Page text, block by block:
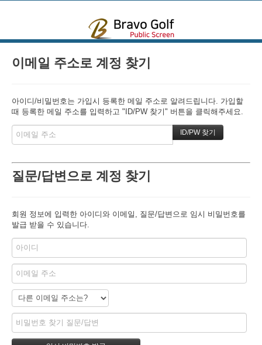
이메일 주소로 계정 찾기
아이디/비밀번호는 가입시 등록한 메일 주소로 알려드립니다. 가입할
때 등록한 메일 주소를 입력하고 "ID/PW 찾기" 버튼을 클릭해주세요.
질문/답변으로 계정 찾기
회원 정보에 입력한 아이디와 이메일, 질문/답변으로 임시 비밀번호를
발급 받을 수 있습니다.